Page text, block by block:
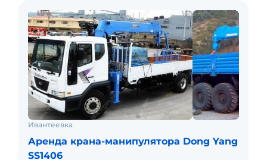
Ивантеевка
Аренда крана-манипулятора Dong Yang
SS1406